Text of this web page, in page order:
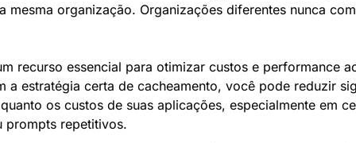
mesma organização. Organizações diferentes nunca
recurso essencial para otimizar custos e performance
a estratégia certa de cacheamento, você pode reduzir
os custos de suas aplicações, especialmente em
prompts repetitivos.